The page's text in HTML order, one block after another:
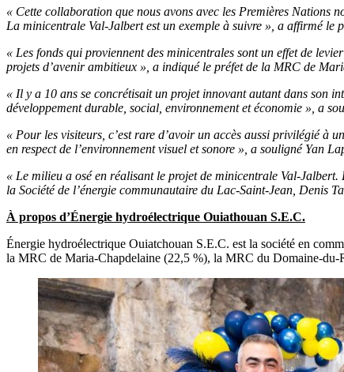
« Cette collaboration que nous avons avec les Premières Nations
La minicentrale Val-Jalbert est un exemple à suivre », a affirmé
« Les fonds qui proviennent des minicentrales sont un effet de
projets d’avenir ambitieux », a indiqué le préfet de la MRC de
« Il y a 10 ans se concrétisait un projet innovant autant dans son
développement durable, social, environnement et économie », a
« Pour les visiteurs, c’est rare d’avoir un accès aussi privilégié à
en respect de l’environnement visuel et sonore », a souligné Yan
« Le milieu a osé en réalisant le projet de minicentrale Val-
la Société de l’énergie communautaire du Lac-Saint-Jean, Denis
À propos d’Énergie hydroélectrique Ouiathouan S.E.C.
Énergie hydroélectrique Ouiatchouan S.E.C. est la société en
la MRC de Maria-Chapdelaine (22,5 %), la MRC du Domaine-